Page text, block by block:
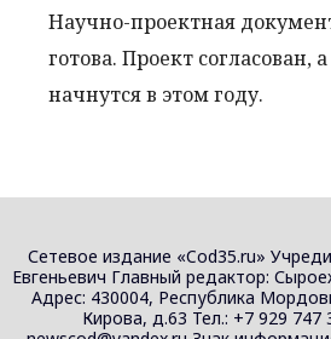
Научно-проектная
готова. Проект согласован,
начнутся в этом году.
Сетевое издание «Cod35.ru»
Евгеньевич Главный редактор:
Адрес: 430004, Республика
Кирова, д.63 Тел.: +7 929 747